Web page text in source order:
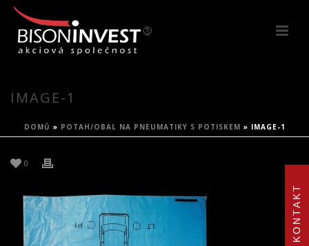
KONTAKT
IMAGE-1
DOMŮ » POTAH/OBAL NA PNEUMATIKY S POTISKEM » IMAGE-1
0